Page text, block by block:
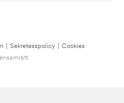
Sekretesspolicy
Cookies